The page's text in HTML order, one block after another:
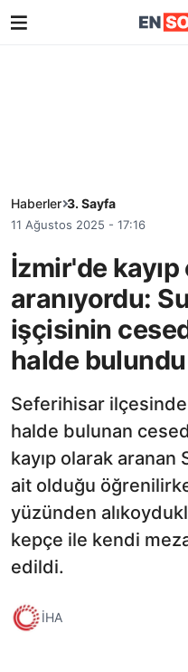
Haberler 3. Sayfa
11 Ağustos 2025 - 17:16
İzmir'de
aranıyordu:
işçisinin
halde bulundu
Seferihisar
halde bulunan
kayıp olarak
ait olduğu
yüzünden
kepçe ile kendi
edildi.
İHA